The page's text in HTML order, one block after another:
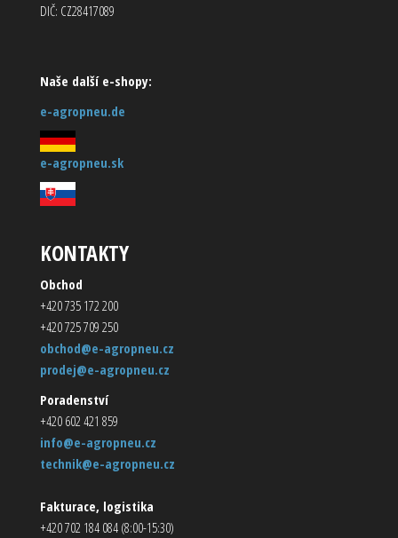
DIČ: CZ28417089
Naše další e-shopy:
e-agropneu.de
e-agropneu.sk
KONTAKTY
Obchod
+420 735 172 200
+420 725 709 250
obchod@e-agropneu.cz
prodej@e-agropneu.cz
Poradenství
+420 602 421 859
info@e-agropneu.cz
technik@e-agropneu.cz
Fakturace, logistika
+420 702 184 084 (8:00-15:30)